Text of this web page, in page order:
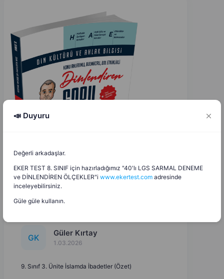
GK Güler Kırtay
1.03.2026
9. Sınıf 3. Ünite İslamda İbadetler (Özet)
📣 Duyuru
Değerli arkadaşlar.
EKER TEST 8. SINIF için hazırladığımız "40'lı LGS SARMAL DENEME
ve DİNLENDİREN ÖLÇEKLER"i www.ekertest.com adresinde
inceleyebilirsiniz.
Güle güle kullanın.